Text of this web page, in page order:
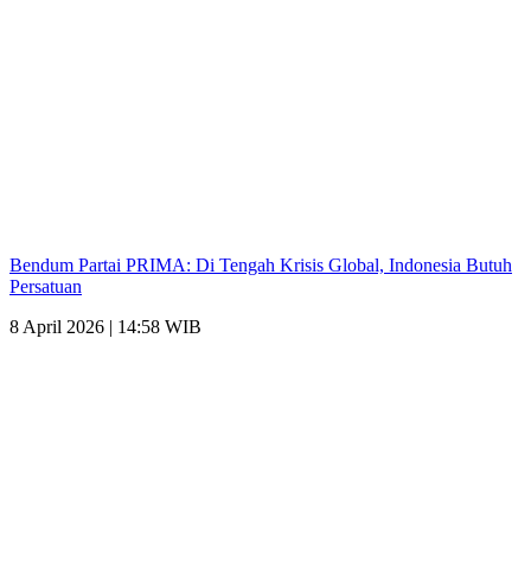
Bendum Partai PRIMA: Di Tengah Krisis Global, Indonesia Butuh
Persatuan
8 April 2026 | 14:58 WIB